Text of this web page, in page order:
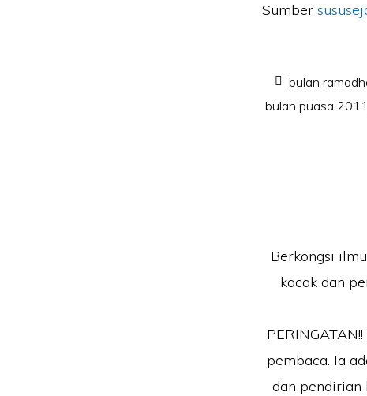
Sumber
bulan
bulan puasa 2011
Berkongsi
kacak dan
pembaca. Ia
dan pendirian